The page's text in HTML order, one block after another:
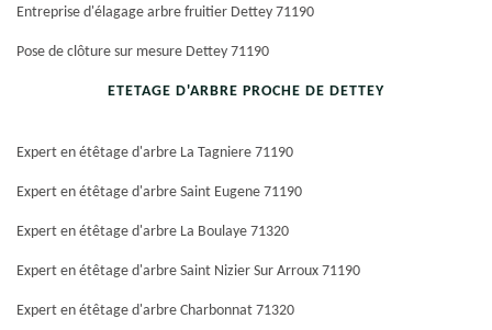
Entreprise d'élagage arbre fruitier Dettey 71190
Pose de clôture sur mesure Dettey 71190
ETETAGE D'ARBRE PROCHE DE DETTEY
Expert en étêtage d'arbre La Tagniere 71190
Expert en étêtage d'arbre Saint Eugene 71190
Expert en étêtage d'arbre La Boulaye 71320
Expert en étêtage d'arbre Saint Nizier Sur Arroux 71190
Expert en étêtage d'arbre Charbonnat 71320